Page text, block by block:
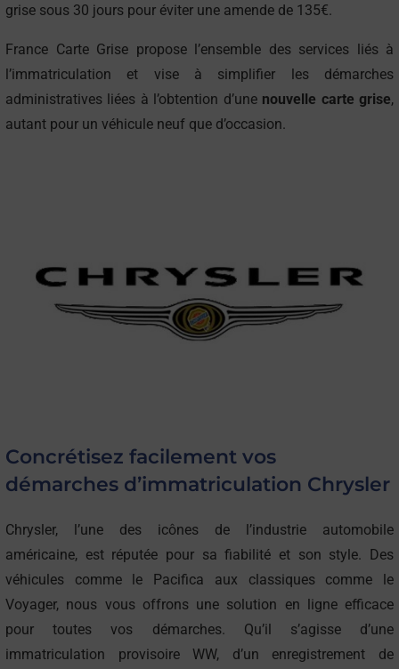
grise sous 30 jours pour éviter une amende de 135€.
France Carte Grise propose l’ensemble des services liés à
l’immatriculation et vise à simplifier les démarches
administratives liées à l’obtention d’une nouvelle carte grise,
autant pour un véhicule neuf que d’occasion.
Concrétisez facilement vos
démarches d’immatriculation Chrysler
Chrysler, l’une des icônes de l’industrie automobile
américaine, est réputée pour sa fiabilité et son style. Des
véhicules comme le Pacifica aux classiques comme le
Voyager, nous vous offrons une solution en ligne efficace
pour toutes vos démarches. Qu’il s’agisse d’une
immatriculation provisoire WW, d’un enregistrement de